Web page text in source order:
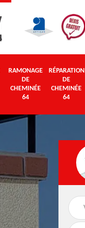
RAMONAGE
DE
CHEMINÉE
64
RÉPARATION
DE
CHEMINÉE
64
Ramonage 64